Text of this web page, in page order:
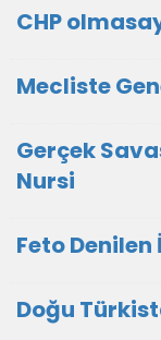
CHP
Mecliste
Gerçek
Nursi
Feto Denilen
Doğu